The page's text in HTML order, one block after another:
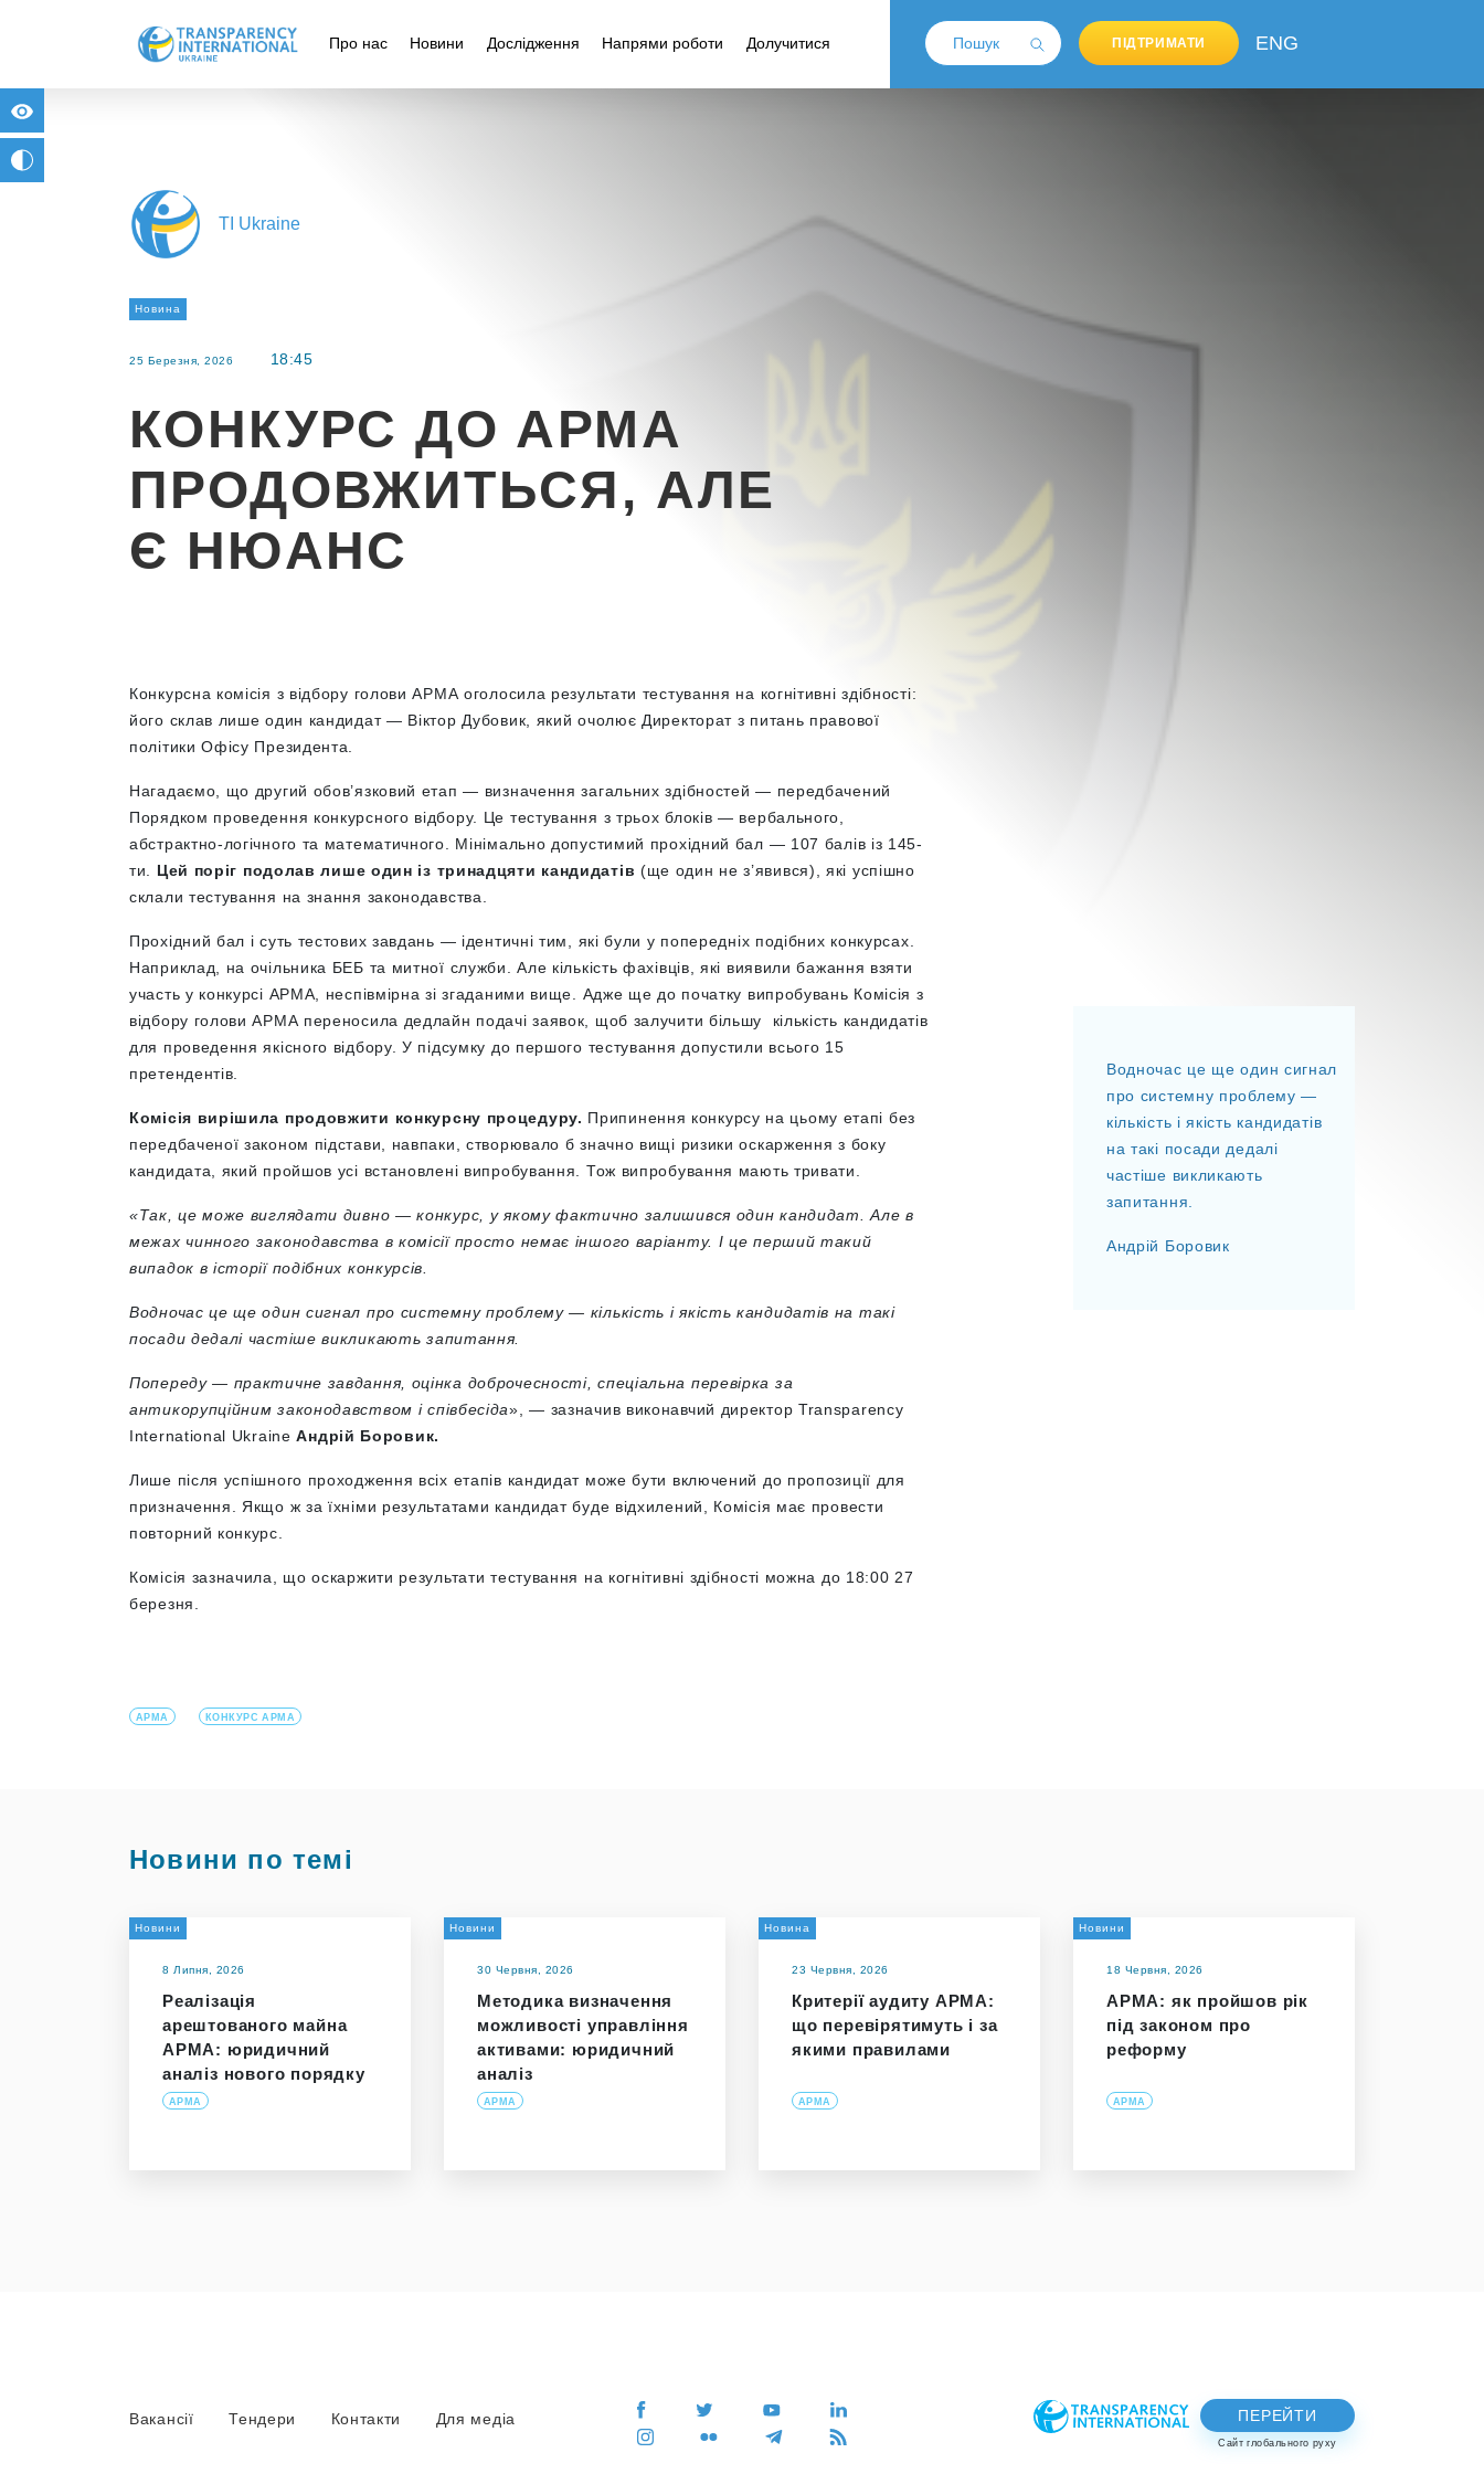
Про нас Новини Дослідження Напрями роботи Долучитися ПІДТРИМАТИ ENG
TI Ukraine
Новина
25 Березня, 2026 18:45
КОНКУРС ДО АРМА
ПРОДОВЖИТЬСЯ, АЛЕ
Є НЮАНС
Конкурсна комісія з відбору голови АРМА оголосила результати тестування на когнітивні здібності:
його склав лише один кандидат — Віктор Дубовик, який очолює Директорат з питань правової
політики Офісу Президента.
Нагадаємо, що другий обов’язковий етап — визначення загальних здібностей — передбачений
Порядком проведення конкурсного відбору. Це тестування з трьох блоків — вербального,
абстрактно-логічного та математичного. Мінімально допустимий прохідний бал — 107 балів із 145-
ти. Цей поріг подолав лише один із тринадцяти кандидатів (ще один не з’явився), які успішно
склали тестування на знання законодавства.
Прохідний бал і суть тестових завдань — ідентичні тим, які були у попередніх подібних конкурсах.
Наприклад, на очільника БЕБ та митної служби. Але кількість фахівців, які виявили бажання взяти
участь у конкурсі АРМА, неспівмірна зі згаданими вище. Адже ще до початку випробувань Комісія з
відбору голови АРМА переносила дедлайн подачі заявок, щоб залучити більшу кількість кандидатів
для проведення якісного відбору. У підсумку до першого тестування допустили всього 15
претендентів.
Комісія вирішила продовжити конкурсну процедуру. Припинення конкурсу на цьому етапі без
передбаченої законом підстави, навпаки, створювало б значно вищі ризики оскарження з боку
кандидата, який пройшов усі встановлені випробування. Тож випробування мають тривати.
«Так, це може виглядати дивно — конкурс, у якому фактично залишився один кандидат. Але в
межах чинного законодавства в комісії просто немає іншого варіанту. І це перший такий
випадок в історії подібних конкурсів.
Водночас це ще один сигнал про системну проблему — кількість і якість кандидатів на такі
посади дедалі частіше викликають запитання.
Попереду — практичне завдання, оцінка доброчесності, спеціальна перевірка за
антикорупційним законодавством і співбесіда», — зазначив виконавчий директор Transparency
International UkraineАндрій Боровик.
Лише після успішного проходження всіх етапів кандидат може бути включений до пропозиції для
призначення. Якщо ж за їхніми результатами кандидат буде відхилений, Комісія має провести
повторний конкурс.
Комісія зазначила, що оскаржити результати тестування на когнітивні здібності можна до 18:00 27
березня.
Водночас це ще один сигнал
про системну проблему —
кількість і якість кандидатів
на такі посади дедалі
частіше викликають
запитання.
Андрій Боровик
АРМА КОНКУРС АРМА
Новини по темі
Новини
8 Липня, 2026
Реалізація
арештованого майна
АРМА: юридичний
аналіз нового порядку
АРМА
Новини
30 Червня, 2026
Методика визначення
можливості управління
активами: юридичний
аналіз
АРМА
Новина
23 Червня, 2026
Критерії аудиту АРМА:
що перевірятимуть і за
якими правилами
АРМА
Новини
18 Червня, 2026
АРМА: як пройшов рік
під законом про
реформу
АРМА
Вакансії Тендери Контакти Для медіа ПЕРЕЙТИ
Сайт глобального руху